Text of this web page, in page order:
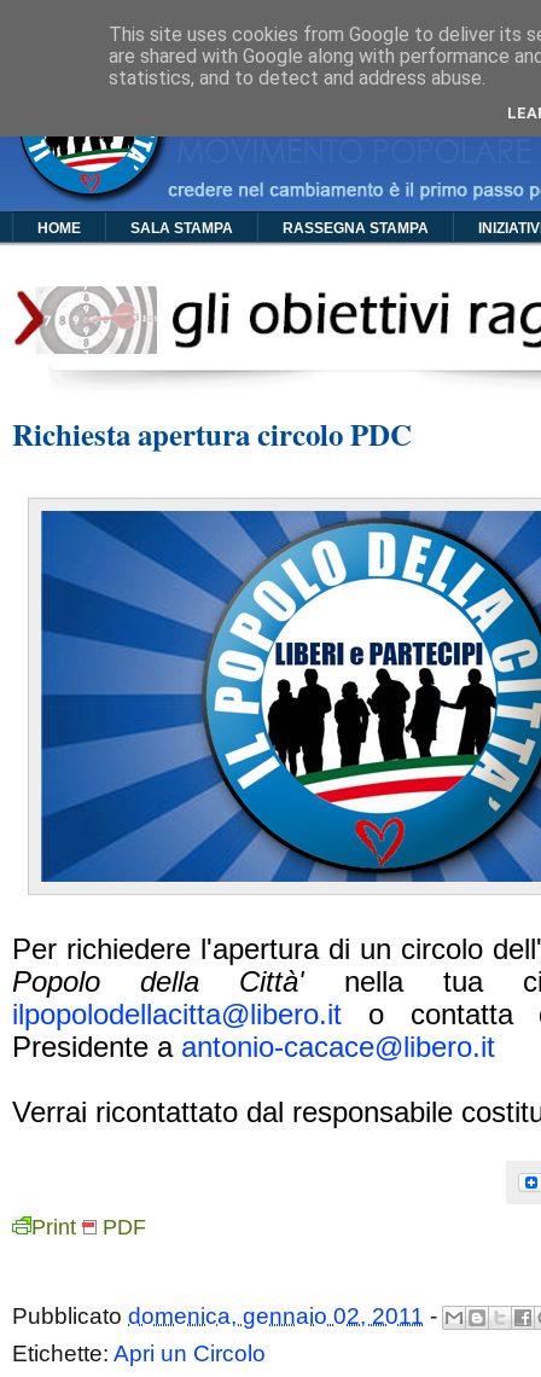
HOME SALA STAMPA RASSEGNA STAMPA
Richiesta apertura circolo PDC
Per richiedere l'apertura di un circolo
Popolo della Città'nella tua
ilpopolodellacitta@libero.it o contatta
Presidente a antonio-cacace@libero.it
Verrai ricontattato dal responsabile
Print PDF
Pubblicato domenica, gennaio 02, 2011 -
Etichette: Apri un Circolo
This site uses cookies from Google to deliver its
are shared with Google along with performance
statistics, and to detect and address abuse.